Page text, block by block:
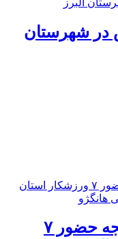
در شهرستان
۲ مدال برنز نتیجه حضور ۷